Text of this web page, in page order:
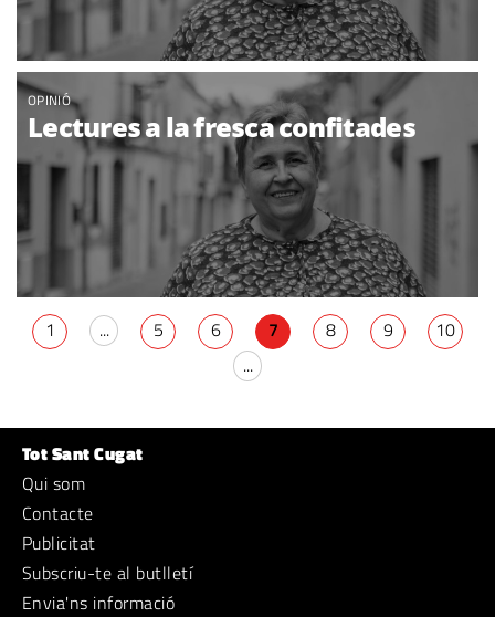
OPINIÓ
Lectures a la fresca confitades
1 ... 5 6 7 8 9
10
...
Tot Sant Cugat
Qui som
Contacte
Publicitat
Subscriu-te al butlletí
Envia'ns informació